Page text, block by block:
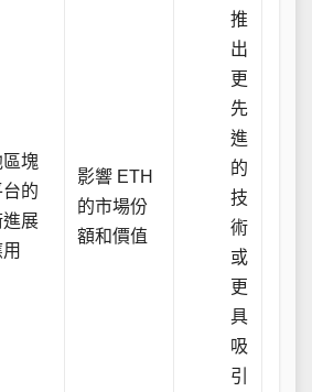
塊
的
展
影響 ETH
的市場份
額和價值
推
出
更
先
進
的
技
術
或
更
具
吸
引